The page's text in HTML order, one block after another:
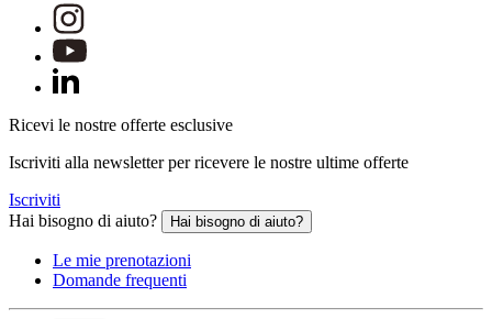
Ricevi le nostre offerte esclusive
Iscriviti alla newsletter per ricevere le nostre ultime offerte
Iscriviti
Hai bisogno di aiuto?
Hai bisogno di aiuto?
Le mie prenotazioni
Domande frequenti